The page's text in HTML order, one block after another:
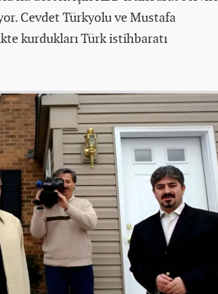
Cevdet Türkyolu ve Mustafa
kurdukları Türk istihbaratı